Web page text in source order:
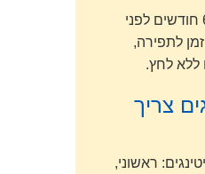
האידיאל הוא 6-8 חודשים לפני
לתפירה,
ללא לחץ.
צריך
כלל 3-4 פיטינגים: ראשוני,